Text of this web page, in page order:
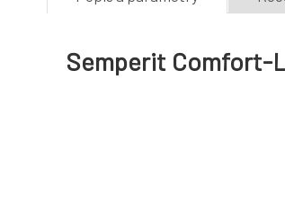
Semperit Comfort-